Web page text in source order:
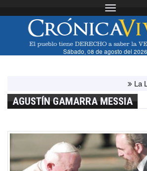
Toggle
Sábado, 08 de agosto del 2026
La
AGUSTÍN GAMARRA MESSIA